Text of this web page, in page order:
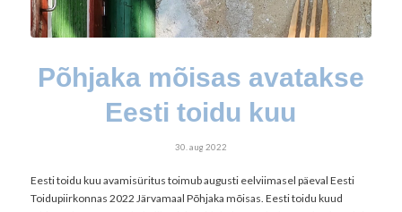
Põhjaka mõisas avatakse
Eesti toidu kuu
30. aug 2022
Eesti toidu kuu avamisüritus toimub augusti eelviimasel päeval Eesti
Toidupiirkonnas 2022 Järvamaal Põhjaka mõisas. Eesti toidu kuud